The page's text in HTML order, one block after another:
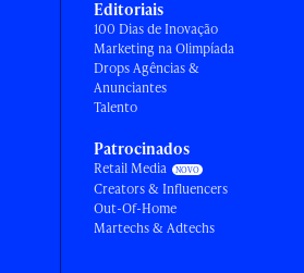
Editoriais
100 Dias de Inovação
Marketing na Olimpíada
Drops Agências &
Anunciantes
Talento
Patrocinados
Retail Media
Creators & Influencers
Out-Of-Home
Martechs & Adtechs